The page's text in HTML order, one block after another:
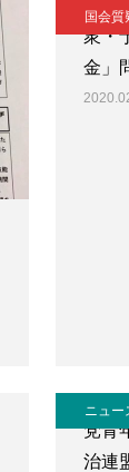
国会質
衆・
金」
ニュー
党青
治連